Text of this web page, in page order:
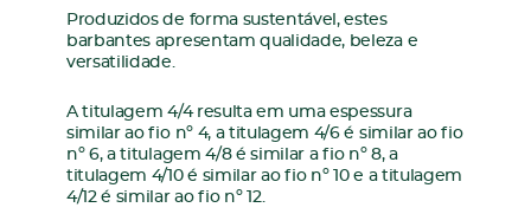
Produzidos de forma sustentável, estes
barbantes apresentam qualidade, beleza e
versatilidade.
A titulagem 4/4 resulta em uma espessura
similar ao fio nº 4, a titulagem 4/6 é similar ao fio
nº 6, a titulagem 4/8 é similar a fio nº 8, a
titulagem 4/10 é similar ao fio nº 10 e a titulagem
4/12 é similar ao fio nº 12.